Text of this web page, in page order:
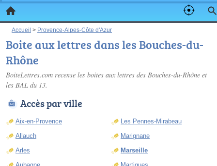
Accueil > Provence-Alpes-Côte d'Azur
Boite aux lettres dans les Bouches-du-
Rhône
BoiteLettres.com recense les boites aux lettres des Bouches-du-Rhône et
les BAL du 13.
Accès par ville
Aix-en-Provence
Allauch
Arles
Les Pennes-Mirabeau
Marignane
Marseille